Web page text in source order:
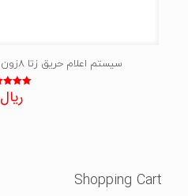
سیستم اعلام حریق زتا 8زون اینفینیتی Zeta INFINITY
نمره
5.00
ریال
Shopping Cart